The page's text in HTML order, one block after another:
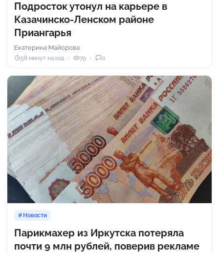
Подросток утонул на карьере в
Казачинско-Ленском районе
Приангарья
Екатерина Майорова
58 минут назад 79 0
Новости
Парикмахер из Иркутска потеряла
почти 9 млн рублей, поверив рекламе